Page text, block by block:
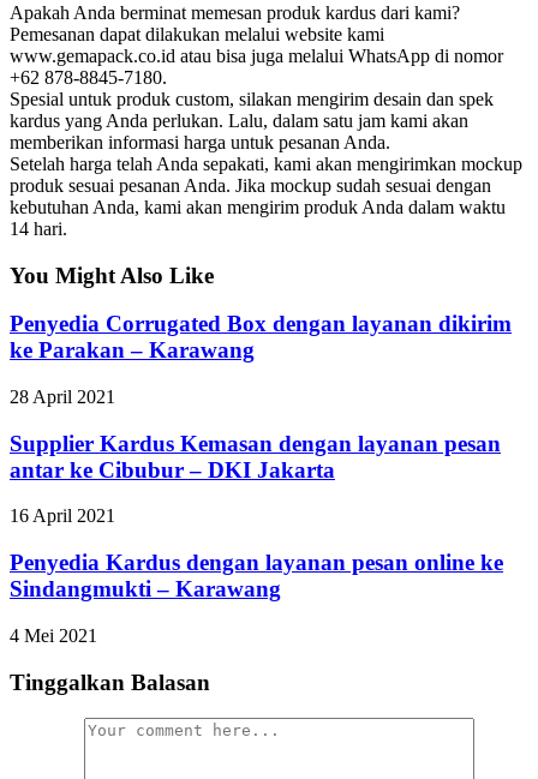
Apakah Anda berminat memesan produk kardus dari kami?
Pemesanan dapat dilakukan melalui website kami
www.gemapack.co.id atau bisa juga melalui WhatsApp di nomor
+62 878-8845-7180.
Spesial untuk produk custom, silakan mengirim desain dan spek
kardus yang Anda perlukan. Lalu, dalam satu jam kami akan
memberikan informasi harga untuk pesanan Anda.
Setelah harga telah Anda sepakati, kami akan mengirimkan mockup
produk sesuai pesanan Anda. Jika mockup sudah sesuai dengan
kebutuhan Anda, kami akan mengirim produk Anda dalam waktu
14 hari.
You Might Also Like
Penyedia Corrugated Box dengan layanan dikirim
ke Parakan – Karawang
28 April 2021
Supplier Kardus Kemasan dengan layanan pesan
antar ke Cibubur – DKI Jakarta
16 April 2021
Penyedia Kardus dengan layanan pesan online ke
Sindangmukti – Karawang
4 Mei 2021
Tinggalkan Balasan